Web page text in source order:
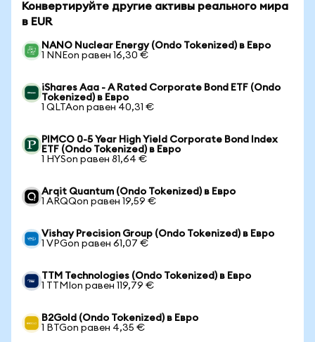
Конвертируйте другие активы реального мира
в EUR
NANO Nuclear Energy (Ondo Tokenized) в Евро
1 NNEon равен 16,30 €
iShares Aaa - A Rated Corporate Bond ETF (Ondo
Tokenized) в Евро
1 QLTAon равен 40,31 €
PIMCO 0-5 Year High Yield Corporate Bond Index
ETF (Ondo Tokenized) в Евро
1 HYSon равен 81,64 €
Arqit Quantum (Ondo Tokenized) в Евро
1 ARQQon равен 19,59 €
Vishay Precision Group (Ondo Tokenized) в Евро
1 VPGon равен 61,07 €
TTM Technologies (Ondo Tokenized) в Евро
1 TTMIon равен 119,79 €
B2Gold (Ondo Tokenized) в Евро
1 BTGon равен 4,35 €